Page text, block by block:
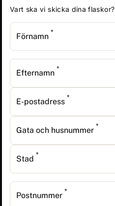
Vart ska vi skicka dina flaskor?
Förnamn *
Efternamn *
E-postadress *
Gata och husnummer *
Stad *
Postnummer *